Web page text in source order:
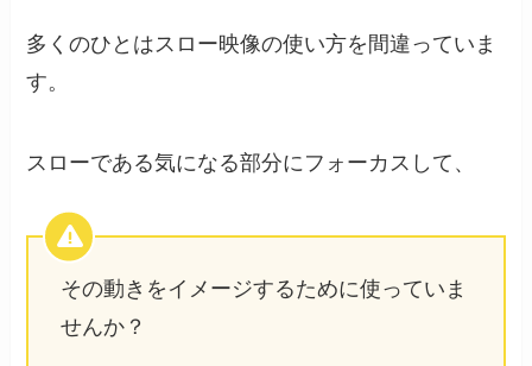
多くのひとはスロー映像の使い方を間違っていま
す。
スローである気になる部分にフォーカスして、
その動きをイメージするために使っていま
せんか？